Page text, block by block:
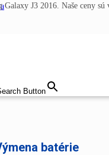
Button
Galaxy J3 2016. Naše ceny
batérie